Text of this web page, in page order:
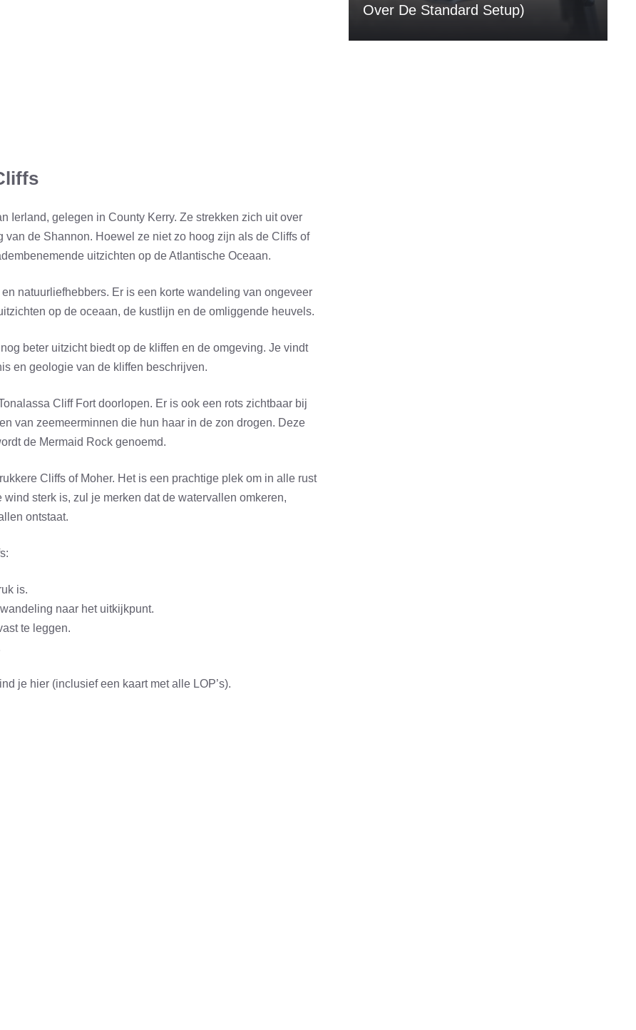
Ierland, gelegen in County Kerry. Ze strekken zich uit over
de Shannon. Hoewel ze niet zo hoog zijn als de Cliffs of
uitzichten op de Atlantische Oceaan.
natuurliefhebbers. Er is een korte wandeling van ongeveer
op de oceaan, de kustlijn en de omliggende heuvels.
beter uitzicht biedt op de kliffen en de omgeving. Je vindt
en geologie van de kliffen beschrijven.
Cliff Fort doorlopen. Er is ook een rots zichtbaar bij
van zeemeerminnen die hun haar in de zon drogen. Deze
de Mermaid Rock genoemd.
Cliffs of Moher. Het is een prachtige plek om in alle rust
sterk is, zul je merken dat de watervallen omkeren,
ontstaat.
is.
naar het uitkijkpunt.
te leggen.
je hier (inclusief een kaart met alle LOP’s).
Over De Standard Setup)